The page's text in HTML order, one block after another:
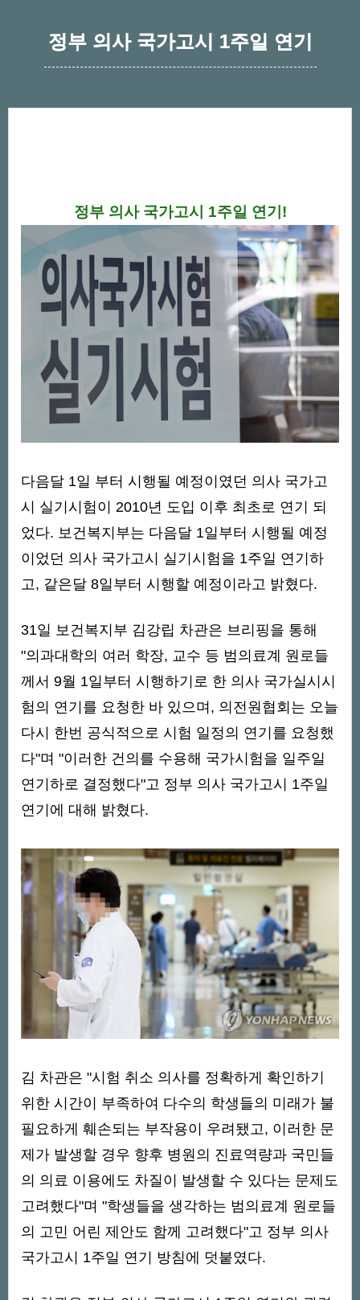
정부 의사 국가고시 1주일 연기
정부 의사 국가고시 1주일 연기!
다음달 1일 부터 시행될 예정이였던 의사 국가고
시 실기시험이 2010년 도입 이후 최초로 연기 되
었다. 보건복지부는 다음달 1일부터 시행될 예정
이었던 의사 국가고시 실기시험을 1주일 연기하
고, 같은달 8일부터 시행할 예정이라고 밝혔다.
31일 보건복지부 김강립 차관은 브리핑을 통해
"의과대학의 여러 학장, 교수 등 범의료계 원로들
께서 9월 1일부터 시행하기로 한 의사 국가실시시
험의 연기를 요청한 바 있으며, 의전원협회는 오늘
다시 한번 공식적으로 시험 일정의 연기를 요청했
다"며 "이러한 건의를 수용해 국가시험을 일주일
연기하로 결정했다"고 정부 의사 국가고시 1주일
연기에 대해 밝혔다.
김 차관은 "시험 취소 의사를 정확하게 확인하기
위한 시간이 부족하여 다수의 학생들의 미래가 불
필요하게 훼손되는 부작용이 우려됐고, 이러한 문
제가 발생할 경우 향후 병원의 진료역량과 국민들
의 의료 이용에도 차질이 발생할 수 있다는 문제도
고려했다"며 "학생들을 생각하는 범의료계 원로들
의 고민 어린 제안도 함께 고려했다"고 정부 의사
국가고시 1주일 연기 방침에 덧붙였다.